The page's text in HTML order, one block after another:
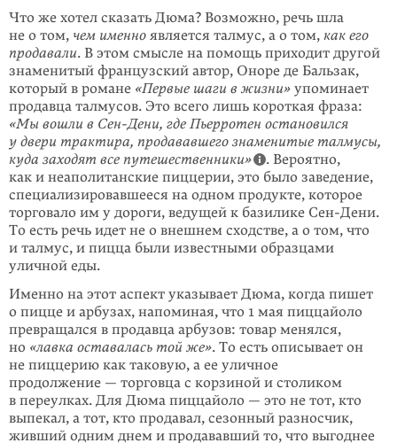
Что же хотел сказать Дюма? Возможно, речь шла
не о том, чем именно является талмус, а о том, как его
продавали. В этом смысле на помощь приходит другой
знаменитый французский автор, Оноре де Бальзак,
который в романе «Первые шаги в жизни» упоминает
продавца талмусов. Это всего лишь короткая фраза:
«Мы вошли в Сен-Дени, где Пьерротен остановился
у двери трактира, прода­вавшего знаменитые талмусы,
куда заходят все путешественники»
. Вероятно,
как и неаполитанские пиццерии, это было заведение,
специализировавшееся на одном продукте, которое
торговало им у дороги, ведущей к базилике Сен-Дени.
То есть речь идет не о внешнем сходстве, а о том, что
и талмус, и пицца были известными образцами
уличной еды.
Именно на этот аспект указывает Дюма, когда пишет
о пицце и арбузах, напоминая, что 1 мая пиццайоло
превращался в продавца арбузов: товар менялся,
но «лавка оставалась той же». То есть описывает он
не пиццерию как таковую, а ее уличное
продолжение — торговца с корзиной и столиком
в переулках. Для Дюма пиццайоло — это не тот, кто
выпекал, а тот, кто продавал, сезонный разносчик,
живший одним днем и продававший то, что выгоднее